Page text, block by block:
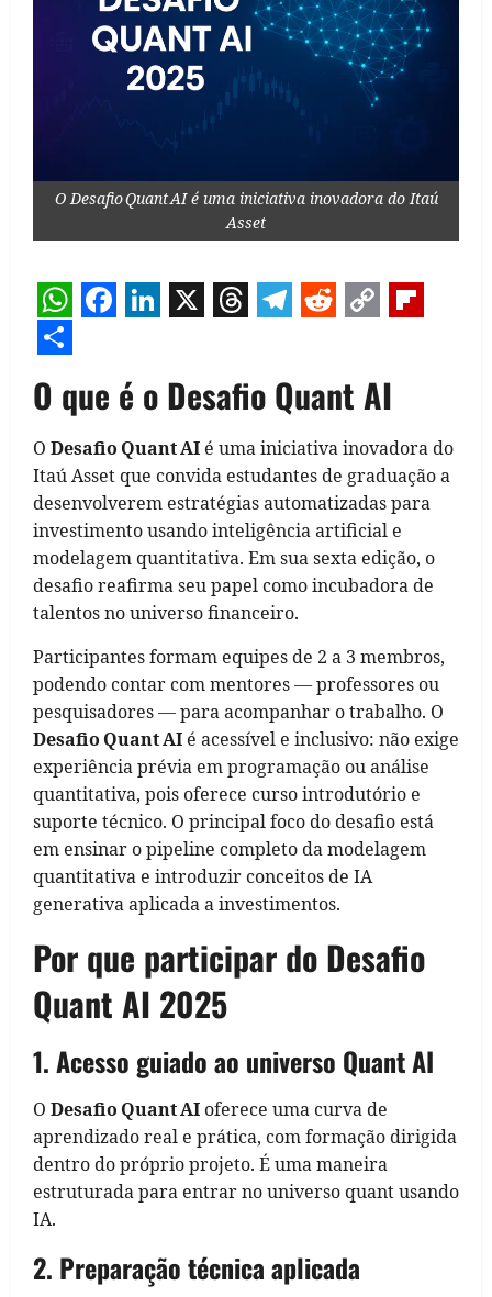
O Desafio Quant AI é uma iniciativa inovadora do Itaú
Asset
WhatsApp
Link
Share
O que é o Desafio Quant AI
O Desafio Quant AI é uma iniciativa inovadora do
Itaú Asset que convida estudantes de graduação a
desenvolverem estratégias automatizadas para
investimento usando inteligência artificial e
modelagem quantitativa. Em sua sexta edição, o
desafio reafirma seu papel como incubadora de
talentos no universo financeiro.
Participantes formam equipes de 2 a 3 membros,
podendo contar com mentores — professores ou
pesquisadores — para acompanhar o trabalho. O
Desafio Quant AI é acessível e inclusivo: não exige
experiência prévia em programação ou análise
quantitativa, pois oferece curso introdutório e
suporte técnico. O principal foco do desafio está
em ensinar o pipeline completo da modelagem
quantitativa e introduzir conceitos de IA
generativa aplicada a investimentos.
Por que participar do Desafio
Quant AI 2025
1. Acesso guiado ao universo Quant AI
O Desafio Quant AIoferece uma curva de
aprendizado real e prática, com formação dirigida
dentro do próprio projeto. É uma maneira
estruturada para entrar no universo quant usando
IA.
2. Preparação técnica aplicada